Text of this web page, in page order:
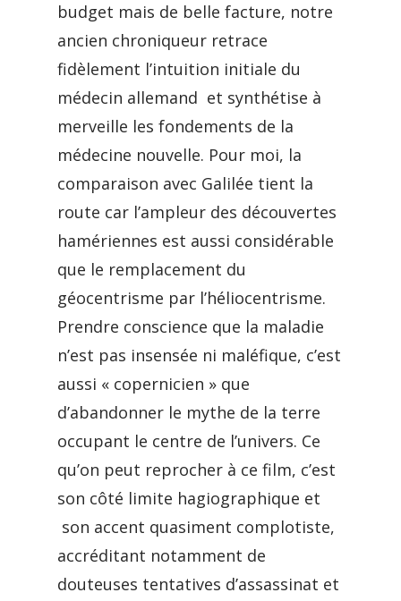
budget mais de belle facture, notre
ancien chroniqueur retrace
fidèlement l’intuition initiale du
médecin allemand et synthétise à
merveille les fondements de la
médecine nouvelle. Pour moi, la
comparaison avec Galilée tient la
route car l’ampleur des découvertes
hamériennes est aussi considérable
que le remplacement du
géocentrisme par l’héliocentrisme.
Prendre conscience que la maladie
n’est pas insensée ni maléfique, c’est
aussi « copernicien » que
d’abandonner le mythe de la terre
occupant le centre de l’univers. Ce
qu’on peut reprocher à ce film, c’est
son côté limite hagiographique et
son accent quasiment complotiste,
accréditant notamment de
douteuses tentatives d’assassinat et